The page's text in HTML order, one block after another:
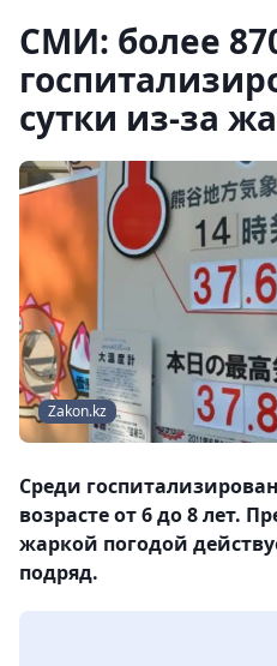
СМИ: более
сутки из-за
Zakon.kz
Среди
возрасте от 6 до 8 лет.
жаркой погодой
подряд.